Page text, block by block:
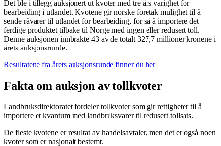
Det ble i tillegg auksjonert ut kvoter med tre års varighet for
bearbeiding i utlandet. Kvotene gir norske foretak mulighet til å
sende råvarer til utlandet for bearbeiding, for så å importere det
ferdige produktet tilbake til Norge med ingen eller redusert toll.
Denne auksjonen innbrakte 43 av de totalt 327,7 millioner kronene i
årets auksjonsrunde.
Resultatene fra årets auksjonsrunde finner du her
Fakta om auksjon av tollkvoter
Landbruksdirektoratet fordeler tollkvoter som gir rettigheter til å
importere et kvantum med landbruksvarer til redusert tollsats.
De fleste kvotene er resultat av handelsavtaler, men det er også noen
kvoter som er nasjonalt bestemt.